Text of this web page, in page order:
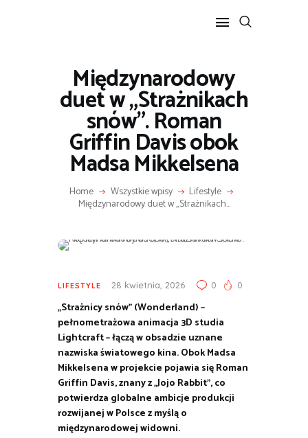
Międzynarodowy
duet w „Strażnikach
snów”. Roman
Griffin Davis obok
Madsa Mikkelsena
Home Wszystkie wpisy Lifestyle
Międzynarodowy duet w „Strażnikach...
POPULARNE
BIZNES I FINANSE
IT I TECHNOLOGIE
LIFESTYLE
MOTORYZACJA
LIFESTYLE 28 kwietnia, 2026 0 0
„Strażnicy snów” (Wonderland) –
pełnometrażowa animacja 3D studia
Lightcraft – łączą w obsadzie uznane
nazwiska światowego kina. Obok Madsa
Mikkelsena w projekcie pojawia się Roman
Griffin Davis, znany z „Jojo Rabbit”, co
potwierdza globalne ambicje produkcji
rozwijanej w Polsce z myślą o
międzynarodowej widowni.